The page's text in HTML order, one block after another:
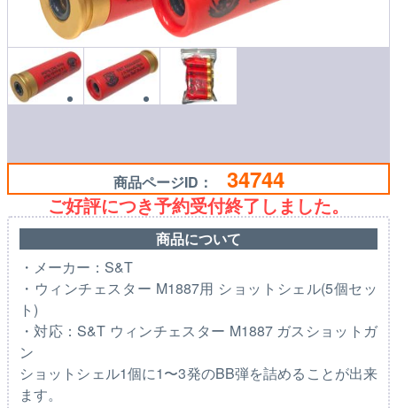
商品ページID： 34744
ご好評につき予約受付終了しました。
商品について
・メーカー：S&T
・ウィンチェスター M1887用 ショットシェル(5個セッ
ト)
・対応：S&T ウィンチェスター M1887 ガスショットガ
ン
ショットシェル1個に1〜3発のBB弾を詰めることが出来
ます。